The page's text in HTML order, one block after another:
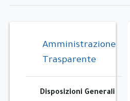
Amministrazione
Trasparente
Disposizioni Generali